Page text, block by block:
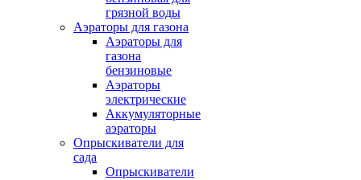
грязной воды
Аэраторы для газона
Аэраторы для
газона
бензиновые
Аэраторы
электрические
Аккумуляторные
аэраторы
Опрыскиватели для
сада
Опрыскиватели